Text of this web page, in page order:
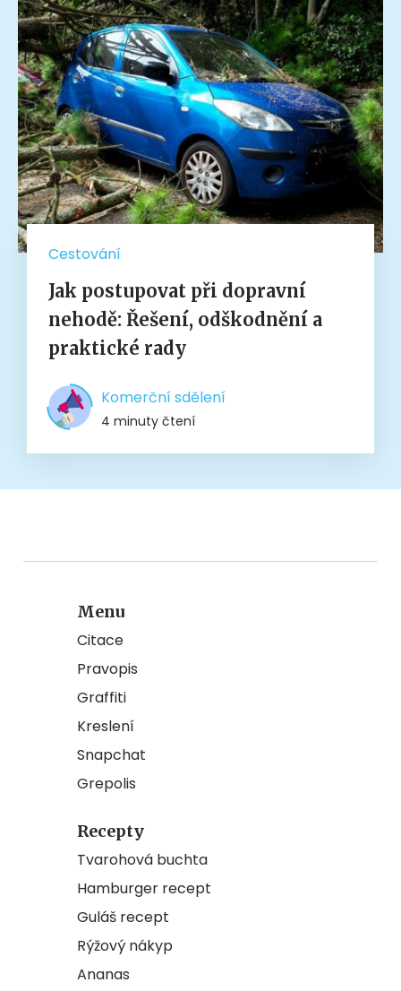
Cestování
Jak postupovat při dopravní
nehodě: Řešení, odškodnění a
praktické rady
Komerční sdělení
4 minuty čtení
Menu
Citace
Pravopis
Graffiti
Kreslení
Snapchat
Grepolis
Recepty
Tvarohová buchta
Hamburger recept
Guláš recept
Rýžový nákyp
Ananas